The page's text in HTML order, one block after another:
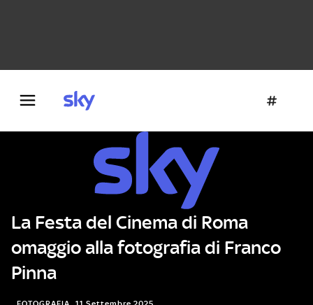
La Festa del Cinema di Roma
omaggio alla fotografia di Franco
Pinna